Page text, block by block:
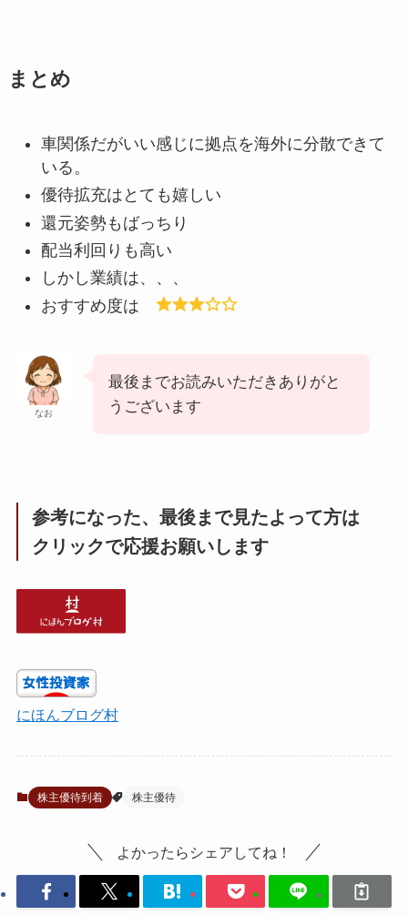
まとめ
車関係だがいい感じに拠点を海外に分散できて
いる。
優待拡充はとても嬉しい
還元姿勢もばっちり
配当利回りも高い
しかし業績は、、、
おすすめ度は
なお
最後までお読みいただきありがと
うございます
参考になった、最後まで見たよって方は
クリックで応援お願いします
にほんブログ村
株主優待到着 株主優待
よかったらシェアしてね！